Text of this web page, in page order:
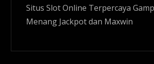
SitusSlot Online Terpercaya
Menang Jackpot dan Maxwin